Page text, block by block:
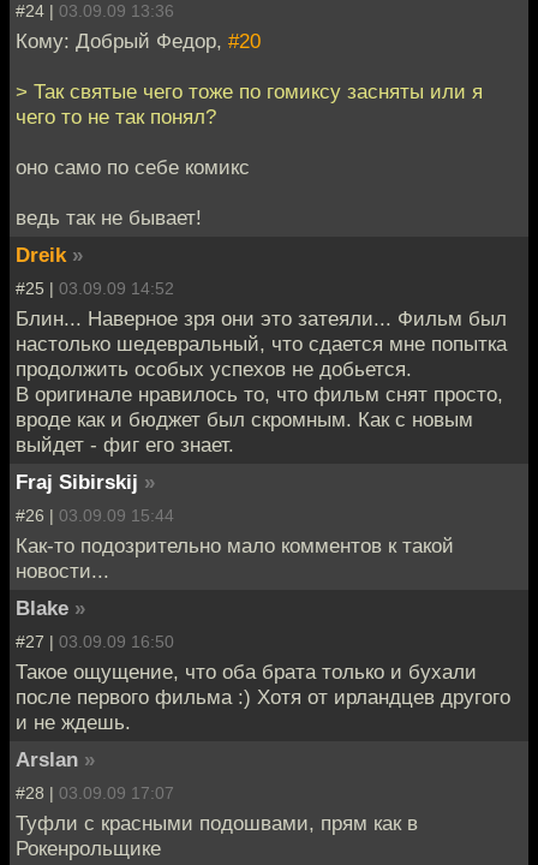
#24 | 03.09.09 13:36
Кому: Добрый Федор, #20
> Так святые чего тоже по гомиксу засняты или я
чего то не так понял?
оно само по себе комикс
ведь так не бывает!
Dreik »
#25 | 03.09.09 14:52
Блин... Наверное зря они это затеяли... Фильм был
настолько шедевральный, что сдается мне попытка
продолжить особых успехов не добьется.
В оригинале нравилось то, что фильм снят просто,
вроде как и бюджет был скромным. Как с новым
выйдет - фиг его знает.
Fraj Sibirskij »
#26 | 03.09.09 15:44
Как-то подозрительно мало комментов к такой
новости...
Blake »
#27 | 03.09.09 16:50
Такое ощущение, что оба брата только и бухали
после первого фильма :) Хотя от ирландцев другого
и не ждешь.
Arslan »
#28 | 03.09.09 17:07
Туфли с красными подошвами, прям как в
Рокенрольщике